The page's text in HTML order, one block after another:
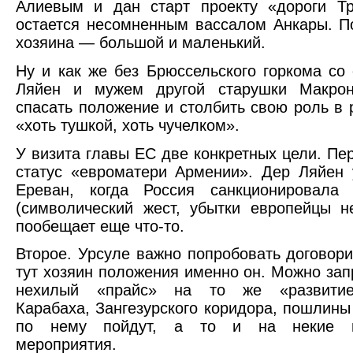
Алиевым и дан старт проекту «дороги
остается несомненным вассалом Анкары.
хозяина — большой и маленький.
Ну и как же без Брюссельского горкома
Ляйен и мужем другой старушки
спасать положение и столбить свою роль в
«хоть тушкой, хоть чучелком».
У визита главы ЕС две конкретных цели.
статус «евроматери Армении». Дер Ляйен
Ереван, когда Россия санкционировала
(символический жест, убытки европейцы
пообещает еще что-то.
Второе. Урсуле важно попробовать
тут хозяин положения именно он. Можно
нехилый «прайс» на то же «развитие
Карабаха, Зангезурского коридора,
по нему пойдут, а то и на некие
мероприятия.